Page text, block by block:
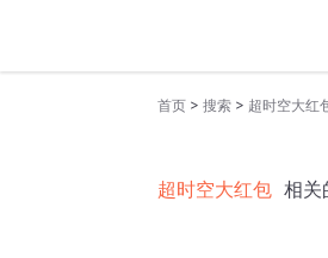
首页 > 搜索 > 超时空大红
超时空大红包 相关